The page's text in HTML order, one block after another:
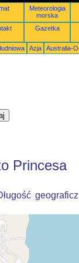
Meteorologia
morska
Gazetka
Azja Australia-
Princesa